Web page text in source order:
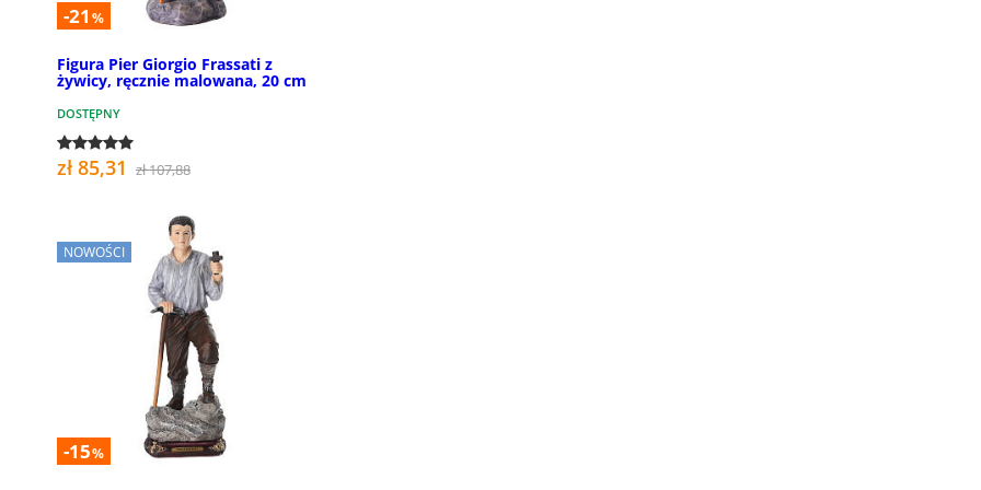
-21 %
Figura Pier Giorgio Frassati z
żywicy, ręcznie malowana, 20 cm
DOSTĘPNY
zł 85,31 zł 107,88
NOWOŚCI
-15%